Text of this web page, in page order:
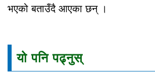
भएको बताउँदै आएका छन् ।
यो पनि पढ्नुस्